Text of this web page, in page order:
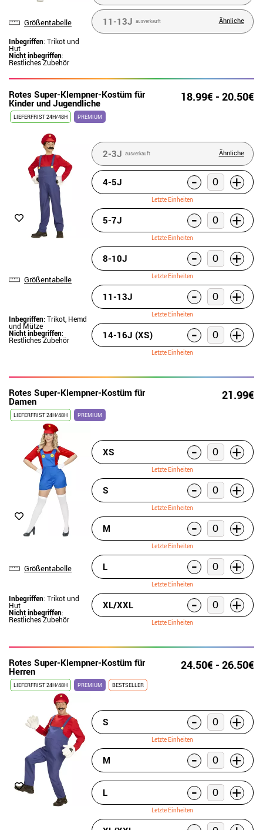
Größentabelle
Inbegriffen: Trikot und
Hut
Nicht inbegriffen:
Restliches Zubehör
11-13J ausverkauft Ähnliche
Rotes Super-Klempner-Kostüm für
Kinder und Jugendliche 18.99€ - 20.50€
LIEFERFRIST 24H/48H PREMIUM
Größentabelle
Inbegriffen: Trikot, Hemd
und Mütze
Nicht inbegriffen:
Restliches Zubehör
2-3J ausverkauft Ähnliche
4-5J - +
Letzte Einheiten
5-7J - +
Letzte Einheiten
8-10J - +
Letzte Einheiten
11-13J - +
Letzte Einheiten
14-16J (XS) - +
Letzte Einheiten
Rotes Super-Klempner-Kostüm für
Damen 21.99€
LIEFERFRIST 24H/48H PREMIUM
Größentabelle
Inbegriffen: Trikot und
Hut
Nicht inbegriffen:
Restliches Zubehör
XS - +
Letzte Einheiten
S - +
Letzte Einheiten
M - +
Letzte Einheiten
L - +
Letzte Einheiten
XL/XXL - +
Letzte Einheiten
Rotes Super-Klempner-Kostüm für
Herren 24.50€ - 26.50€
LIEFERFRIST 24H/48H PREMIUM BESTSELLER
S - +
Letzte Einheiten
M - +
L - +
Letzte Einheiten